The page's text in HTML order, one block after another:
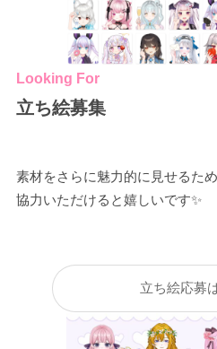
Looking For
立ち絵募集
素材をさらに魅力的に見せるた
協力いただけると嬉しいです✨
立ち絵応募